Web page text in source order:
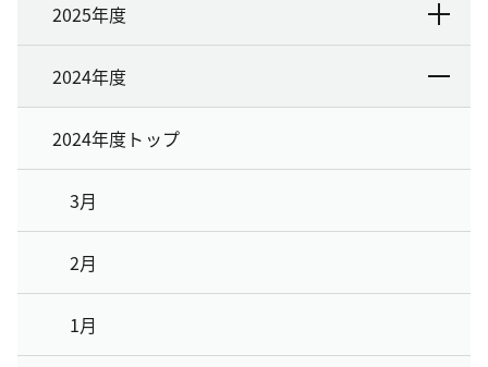
2025年度
2024年度
2024年度トップ
3月
2月
1月